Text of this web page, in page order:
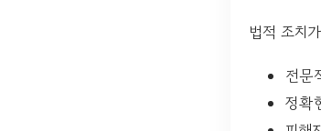
법적 조치
전문
정확